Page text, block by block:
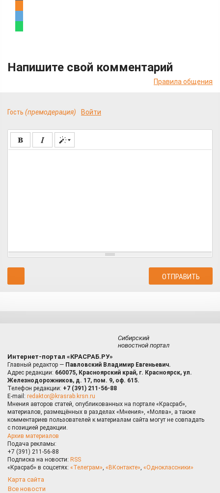
Напишите свой комментарий
Правила общения
Гость (премодерация) Войти
Сибирский
новостной портал
Интернет-портал «КРАСРАБ.РУ»
Главный редактор — Павловский Владимир Евгеньевич.
Адрес редакции: 660075, Красноярский край, г. Красноярск, ул.
Железнодорожников, д. 17, пом. 9, оф. 615.
Телефон редакции: +7 (391) 211-56-88
E-mail: redaktor@krasrab.krsn.ru
Мнения авторов статей, опубликованных на портале «Красраб»,
материалов, размещённых в разделах «Мнения», «Молва», а также
комментариев пользователей к материалам сайта могут не совпадать
с позицией редакции.
Архив материалов
Подача рекламы:
+7 (391) 211-56-88
Подписка на новости: RSS
«Красраб» в соцсетях: «Телеграм», «ВКонтакте», «Одноклассники»
Карта сайта
Все новости